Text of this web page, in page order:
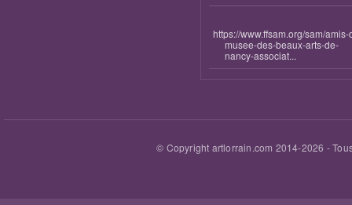
https://www.ffsam.org/sam/amis-
musee-des-beaux-arts-de-
nancy-associat...
© Copyright artlorrain.com 2014-2026 -